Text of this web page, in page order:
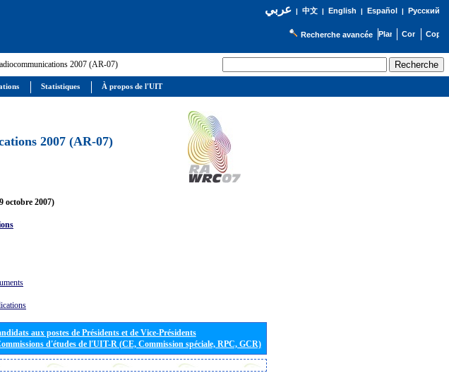
عربي| 中文| English | Español | Русский
Recherche avancée
2007 (AR-07)
2007 (AR-07)
octobre 2007)
aux postes de Présidents et de Vice-Présidents
d'études de l'UIT-R (CE, Commission spéciale, RPC, GCR)
Statistiques À propos de l'UIT